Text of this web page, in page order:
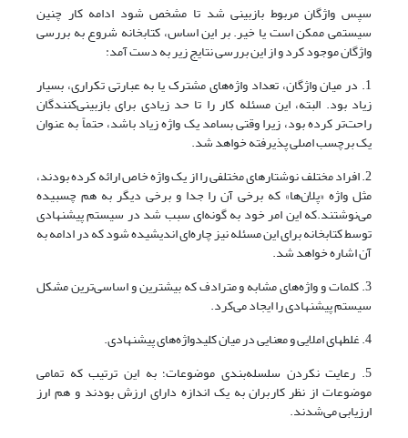
سپس واژگان مربوط بازبینی شد تا مشخص شود ادامه کار چنین
سیستمی ممکن است یا خیر. بر این اساس، کتابخانه شروع به بررسی
واژگان موجود کرد و از این بررسی نتایج زیر به دست آمد:
1. در میان واژگان، تعداد واژه‌های مشترک یا به عبارتی تکراری، بسیار
زیاد بود. البته، این مسئله کار را تا حد زیادی برای بازبینی‌کنندگان
راحت‌تر کرده بود، زیرا وقتی بسامد یک واژه زیاد باشد، حتماً به عنوان
یک برچسب اصلی پذیرفته خواهد شد.
2. افراد مختلف نوشتارهای مختلفی را از یک واژه خاص ارائه کرده بودند،
مثل واژه «پلان‌ها» که برخی آن را جدا و برخی دیگر به هم چسبیده
می‌نوشتند.که این امر خود به گونه‌ای سبب شد در سیستم پیشنهادی
توسط کتابخانه برای این مسئله نیز چاره‌ای اندیشیده شود که در ادامه به
آن اشاره خواهد شد.
3. کلمات و واژه‌های مشابه و مترادف که بیشترین و اساسی‌ترین مشکل
سیستم پیشنهادی را ایجاد می‌کرد.
4. غلطهای املایی و معنایی در میان کلیدواژه‌های پیشنهادی.
5. رعایت نکردن سلسله‌بندی موضوعات؛ به این ترتیب که تمامی
موضوعات از نظر کاربران به یک اندازه دارای ارزش بودند و هم ارز
ارزیابی می‌شدند.